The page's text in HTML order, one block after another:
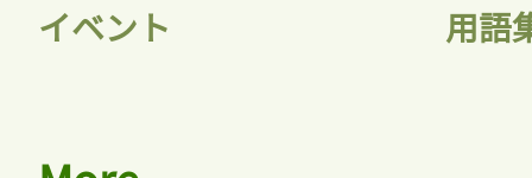
イベント 用語